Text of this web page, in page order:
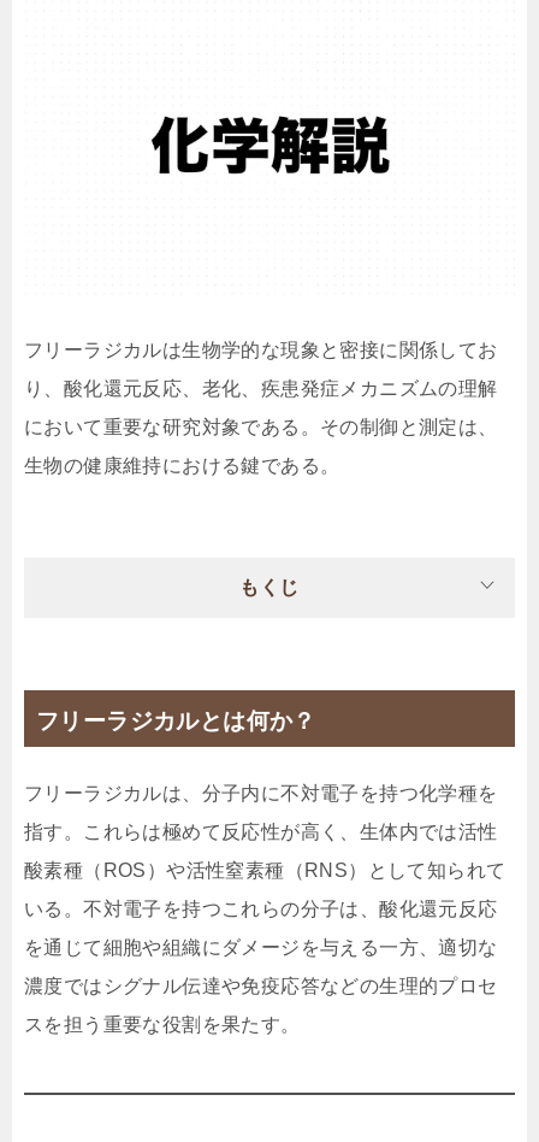
フリーラジカルは生物学的な現象と密接に関係してお
り、酸化還元反応、老化、疾患発症メカニズムの理解
において重要な研究対象である。その制御と測定は、
生物の健康維持における鍵である。
もくじ
フリーラジカルとは何か？
フリーラジカルは、分子内に不対電子を持つ化学種を
指す。これらは極めて反応性が高く、生体内では活性
酸素種（ROS）や活性窒素種（RNS）として知られて
いる。不対電子を持つこれらの分子は、酸化還元反応
を通じて細胞や組織にダメージを与える一方、適切な
濃度ではシグナル伝達や免疫応答などの生理的プロセ
スを担う重要な役割を果たす。